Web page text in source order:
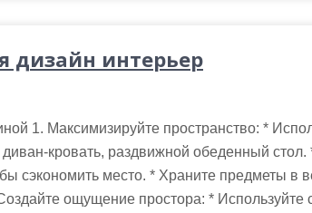
дизайн интерьер
1. Максимизируйте пространство: *
кровать, раздвижной обеденный стол.
сэкономить место. * Храните предметы в
ощущение простора: * Используйте